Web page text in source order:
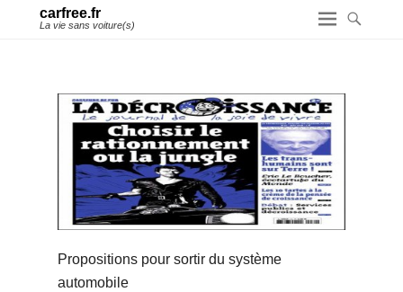
carfree.fr
La vie sans voiture(s)
Propositions pour sortir du système
automobile